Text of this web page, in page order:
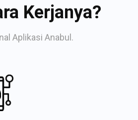
Kerjanya?
Aplikasi Anabul.